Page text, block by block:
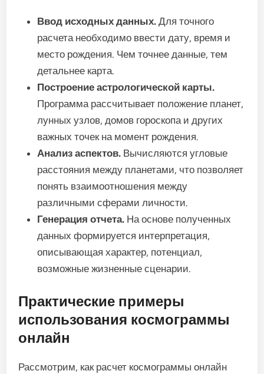
Ввод исходных данных. Для точного
расчета необходимо ввести дату, время и
место рождения. Чем точнее данные, тем
детальнее карта.
Построение астрологической карты.
Программа рассчитывает положение планет,
лунных узлов, домов гороскопа и других
важных точек на момент рождения.
Анализ аспектов. Вычисляются угловые
расстояния между планетами, что позволяет
понять взаимоотношения между
различными сферами личности.
Генерация отчета. На основе полученных
данных формируется интерпретация,
описывающая характер, потенциал,
возможные жизненные сценарии.
Практические примеры
использования космограммы
онлайн
Рассмотрим, как расчет космограммы онлайн